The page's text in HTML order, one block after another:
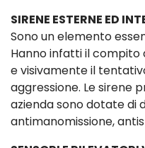
SIRENE ESTERNE ED
Sono un elemento
Hanno infatti il
e visivamente il
aggressione. Le sirene
azienda sono dotate di
antimanomissione,